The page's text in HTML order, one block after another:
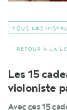
TOUS LES
RETOUR À LA
Les 15
violoniste
Avec ces 15